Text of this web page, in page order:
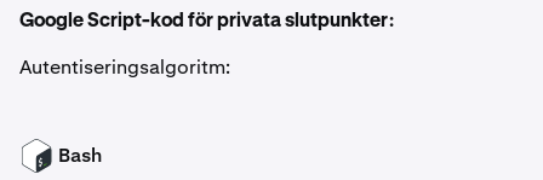
Google Script-kod för privata slutpunkter:
Autentiseringsalgoritm:
Bash